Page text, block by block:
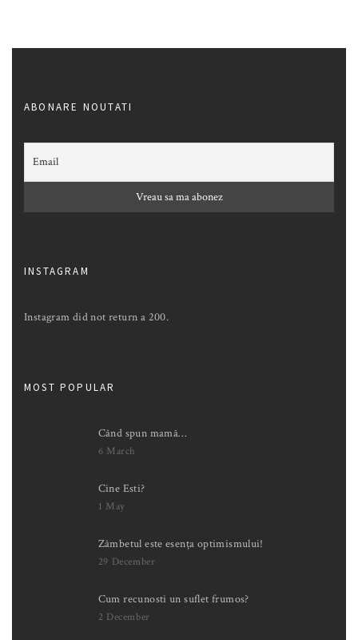
ABONARE NOUTATI
INSTAGRAM
Instagram did not return a 200.
MOST POPULAR
Când spun mamă…
6 March
Cine Esti?
1 May
Zâmbetul este esența optimismului!
29 December
Cum recunosti un suflet frumos?
2 December